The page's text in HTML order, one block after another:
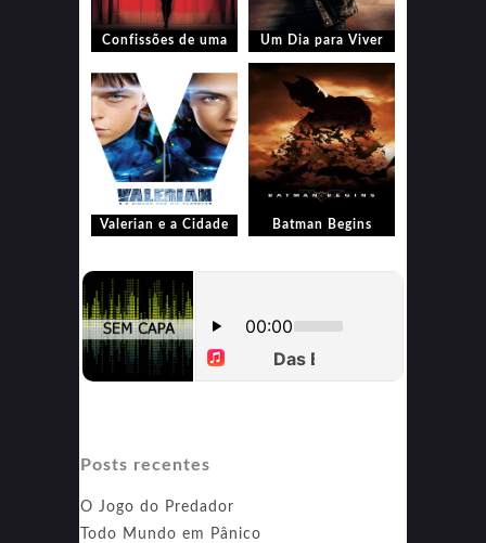
Confissões de uma
Um Dia para Viver
Valerian e a Cidade
Batman Begins
Posts recentes
O Jogo do Predador
Todo Mundo em Pânico